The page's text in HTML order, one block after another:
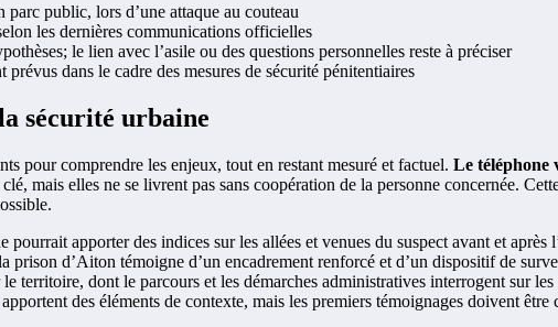
parc public, lors d’une attaque au couteau
les dernières communications officielles
le lien avec l’asile ou des questions personnelles reste à préciser
dans le cadre des mesures de sécurité pénitentiaires
sécurité urbaine
pour comprendre les enjeux, tout en restant mesuré et factuel. Le téléphone
mais elles ne se livrent pas sans coopération de la personne concernée.
pourrait apporter des indices sur les allées et venues du suspect avant et après
prison d’Aiton témoigne d’un encadrement renforcé et d’un dispositif de
territoire, dont le parcours et les démarches administratives interrogent sur
des éléments de contexte, mais les premiers témoignages doivent